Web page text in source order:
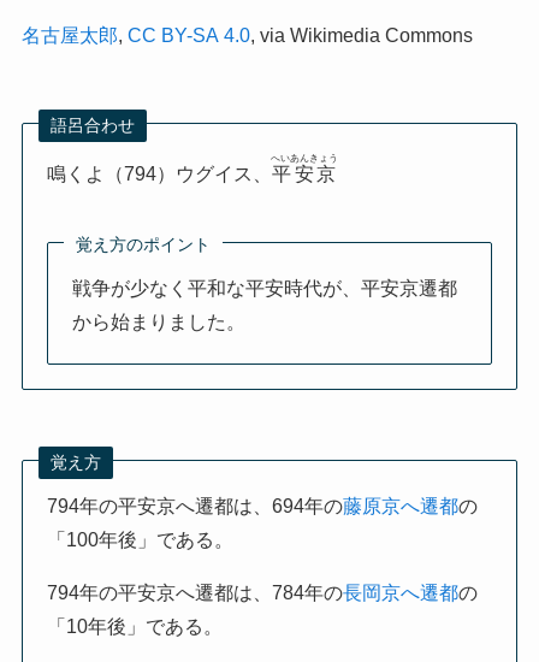
名古屋太郎, CC BY-SA 4.0, via Wikimedia Commons
語呂合わせ
鳴くよ（794）ウグイス、 平安京
へいあんきょう
覚え方のポイント
戦争が少なく平和な平安時代が、平安京遷都
から始まりました。
覚え方
794年の平安京へ遷都は、694年の藤原京へ遷都の
「100年後」である。
794年の平安京へ遷都は、784年の長岡京へ遷都の
「10年後」である。